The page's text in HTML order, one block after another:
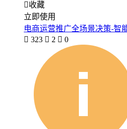
收藏
立即使用
电商运营推广全场景决策-智
 323  2  0